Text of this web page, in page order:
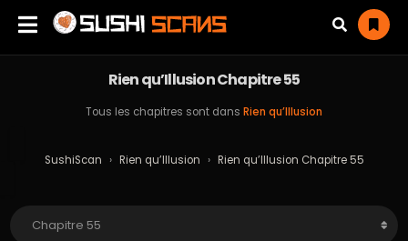
Rien qu’Illusion Chapitre 55
Tous les chapitres sont dans Rien qu’Illusion
SushiScan › Rien qu’Illusion › Rien qu’Illusion Chapitre 55